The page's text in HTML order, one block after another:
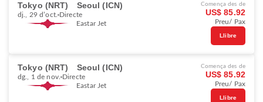
Tokyo (NRT) Seoul (ICN)
dj., 29 d’oct. Directe
Eastar Jet
Comença des de
US$ 85.92
Preu/ Pax
Llibre
Tokyo (NRT) Seoul (ICN)
dg., 1 de nov. Directe
Eastar Jet
Comença des de
US$ 85.92
Preu/ Pax
Llibre